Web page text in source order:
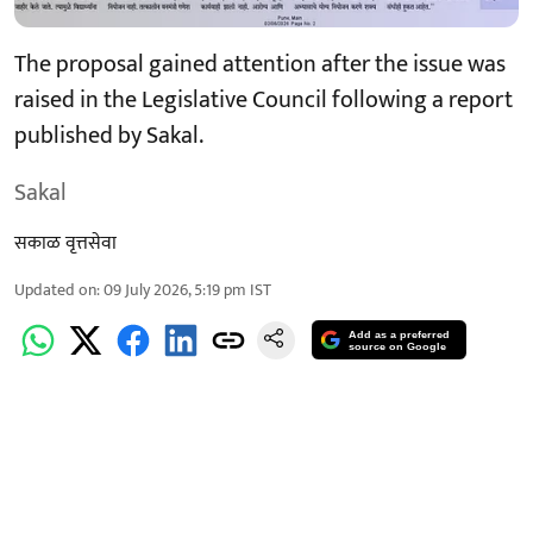
The proposal gained attention after the issue was
raised in the Legislative Council following a report
published by Sakal.
Sakal
सकाळ वृत्तसेवा
Updated on:09 July 2026, 5:19 pm IST
Add as a preferred
source on Google